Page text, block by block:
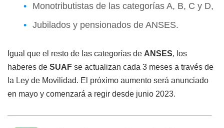
Monotributistas de las categorías A, B, C y D,
Jubilados y pensionados de ANSES.
Igual que el resto de las categorías de ANSES, los
haberes de SUAF se actualizan cada 3 meses a través de
la Ley de Movilidad. El próximo aumento será anunciado
en mayo y comenzará a regir desde junio 2023.